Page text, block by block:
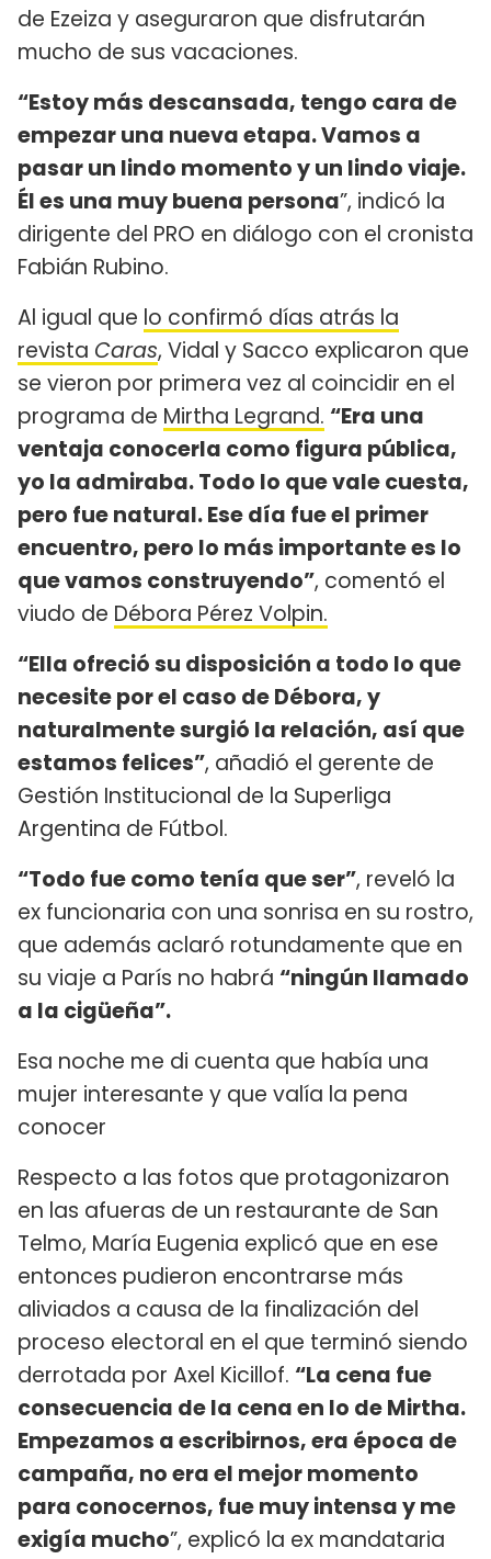
de Ezeiza y aseguraron que disfrutarán
mucho de sus vacaciones.
“Estoy más descansada, tengo cara de
empezar una nueva etapa. Vamos a
pasar un lindo momento y un lindo viaje.
Él es una muy buena persona”, indicó la
dirigente del PRO en diálogo con el cronista
Fabián Rubino.
Al igual que lo confirmó días atrás la
revista Caras, Vidal y Sacco explicaron que
se vieron por primera vez al coincidir en el
programa de Mirtha Legrand. “Era una
ventaja conocerla como figura pública,
yo la admiraba. Todo lo que vale cuesta,
pero fue natural. Ese día fue el primer
encuentro, pero lo más importante es lo
que vamos construyendo”, comentó el
viudo de Débora Pérez Volpin.
“Ella ofreció su disposición a todo lo que
necesite por el caso de Débora, y
naturalmente surgió la relación, así que
estamos felices”, añadió el gerente de
Gestión Institucional de la Superliga
Argentina de Fútbol.
“Todo fue como tenía que ser”, reveló la
ex funcionaria con una sonrisa en su rostro,
que además aclaró rotundamente que en
su viaje a París no habrá “ningún llamado
a la cigüeña”.
Esa noche me di cuenta que había una
mujer interesante y que valía la pena
conocer
Respecto a las fotos que protagonizaron
en las afueras de un restaurante de San
Telmo, María Eugenia explicó que en ese
entonces pudieron encontrarse más
aliviados a causa de la finalización del
proceso electoral en el que terminó siendo
derrotada por Axel Kicillof. “La cena fue
consecuencia de la cena en lo de Mirtha.
Empezamos a escribirnos, era época de
campaña, no era el mejor momento
para conocernos, fue muy intensa y me
exigía mucho”, explicó la ex mandataria